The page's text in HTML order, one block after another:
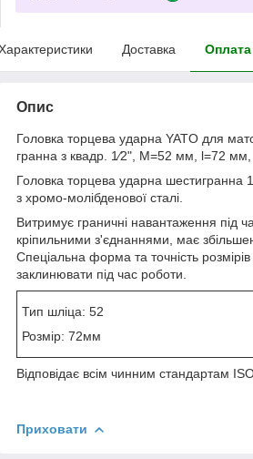
Доставка Оплата
Опис
Головка торцева ударна YATO для
гранна з квадр. 1⁄2", М=52 мм, l=72
Головка торцева ударна шестигранна
з хромо-молібденової сталі.
Витримує граничні навантаження під
кріпильними з'єднаннями, має
Спеціальна форма та точність
заклинювати під час роботи.
Тип шліца: 52
Розмір: 72мм
Відповідає всім чинним стандартам ISO
Приховати